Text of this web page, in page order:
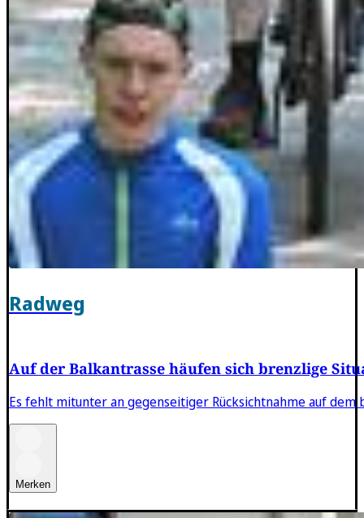
Radweg
Auf der Balkantrasse häufen sich brenzlige
Es fehlt mitunter an gegenseitiger Rücksichtnahme auf dem
Merken